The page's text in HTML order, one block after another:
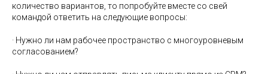
количество вариантов, то попробуйте вместе со свей
командой ответить на следующие вопросы:
· Нужно ли нам рабочее пространство с многоуровневым
согласованием?